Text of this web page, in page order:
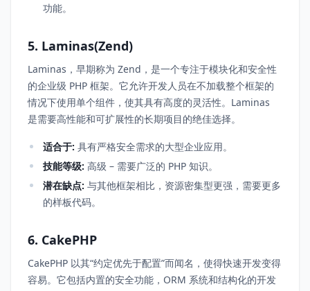
功能。
5. Laminas(Zend)
Laminas，早期称为 Zend，是一个专注于模块化和安全性
的企业级 PHP 框架。它允许开发人员在不加载整个框架的
情况下使用单个组件，使其具有高度的灵活性。Laminas
是需要高性能和可扩展性的长期项目的绝佳选择。
适合于: 具有严格安全需求的大型企业应用。
技能等级: 高级 – 需要广泛的 PHP 知识。
潜在缺点: 与其他框架相比，资源密集型更强，需要更多
的样板代码。
6. CakePHP
CakePHP 以其“约定优先于配置”而闻名，使得快速开发变得
容易。它包括内置的安全功能，ORM 系统和结构化的开发